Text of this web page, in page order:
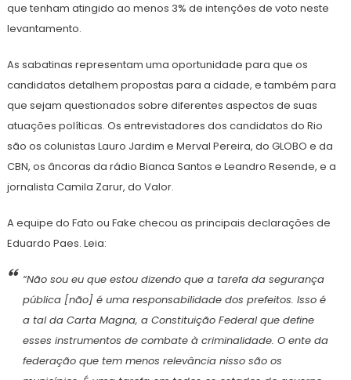
que tenham atingido ao menos 3% de intenções de voto neste
levantamento.
As sabatinas representam uma oportunidade para que os
candidatos detalhem propostas para a cidade, e também para
que sejam questionados sobre diferentes aspectos de suas
atuações políticas. Os entrevistadores dos candidatos do Rio
são os colunistas Lauro Jardim e Merval Pereira, do GLOBO e da
CBN, os âncoras da rádio Bianca Santos e Leandro Resende, e a
jornalista Camila Zarur, do Valor.
A equipe do Fato ou Fake checou as principais declarações de
Eduardo Paes. Leia:
“Não sou eu que estou dizendo que a tarefa da segurança
pública [não] é uma responsabilidade dos prefeitos. Isso é
a tal da Carta Magna, a Constituição Federal que define
esses instrumentos de combate à criminalidade. O ente da
federação que tem menos relevância nisso são os